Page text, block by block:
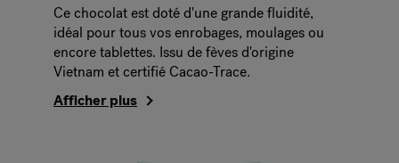
Ce chocolat est doté d'une grande fluidité,
idéal pour tous vos enrobages, moulages ou
encore tablettes. Issu de fèves d'origine
Vietnam et certifié Cacao-Trace.
Afficher plus